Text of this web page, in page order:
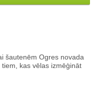
šautenēm Ogres novada
kas vēlas izmēģināt